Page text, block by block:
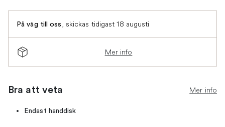
På väg till oss , skickas tidigast 18 augusti
Mer info
Bra att veta Mer info
Endast handdisk